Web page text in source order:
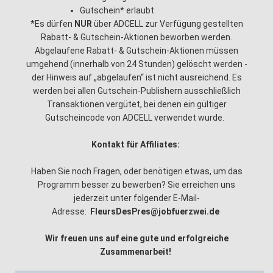
Gutschein* erlaubt
*Es dürfen NUR über ADCELL zur Verfügung gestellten
Rabatt- & Gutschein-Aktionen beworben werden.
Abgelaufene Rabatt- & Gutschein-Aktionen müssen
umgehend (innerhalb von 24 Stunden) gelöscht werden -
der Hinweis auf „abgelaufen“ ist nicht ausreichend. Es
werden bei allen Gutschein-Publishern ausschließlich
Transaktionen vergütet, bei denen ein gültiger
Gutscheincode von ADCELL verwendet wurde.
Kontakt für Affiliates:
Haben Sie noch Fragen, oder benötigen etwas, um das
Programm besser zu bewerben? Sie erreichen uns
jederzeit unter folgender E-Mail-
Adresse:
FleursDesPres@jobfuerzwei.de
Wir freuen uns auf eine gute und erfolgreiche
Zusammenarbeit!